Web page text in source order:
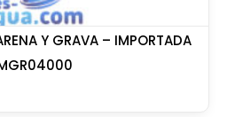
Y GRAVA – IMPORTADA